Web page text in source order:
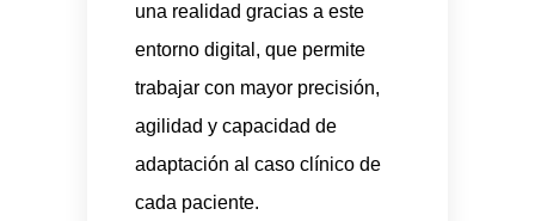
una realidad gracias a este
entorno digital, que permite
trabajar con mayor precisión,
agilidad y capacidad de
adaptación al caso clínico de
cada paciente.